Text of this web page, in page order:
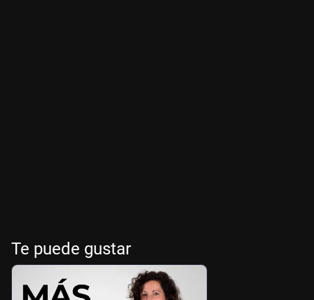
Te puede gustar